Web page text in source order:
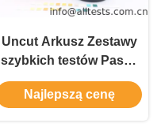
Uncut Arkusz Zestawy
szybkich testów Pasek
odczynnika do analizy
moczu Przewodnik
Najlepszą cenę